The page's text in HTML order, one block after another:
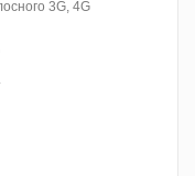
3G, 4G